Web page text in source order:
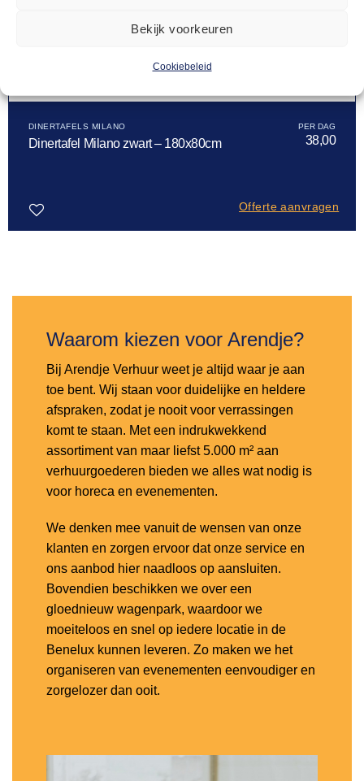
Bekijk voorkeuren
Cookiebeleid
DINERTAFELS MILANO
Dinertafel Milano zwart – 180x80cm 38,00
Offerte aanvragen
Waarom kiezen voor Arendje?
Bij Arendje Verhuur weet je altijd waar je aan
toe bent. Wij staan voor duidelijke en heldere
afspraken, zodat je nooit voor verrassingen
komt te staan. Met een indrukwekkend
assortiment van maar liefst 5.000 m² aan
verhuurgoederen bieden we alles wat nodig is
voor horeca en evenementen.
We denken mee vanuit de wensen van onze
klanten en zorgen ervoor dat onze service en
ons aanbod hier naadloos op aansluiten.
Bovendien beschikken we over een
gloednieuw wagenpark, waardoor we
moeiteloos en snel op iedere locatie in de
Benelux kunnen leveren. Zo maken we het
organiseren van evenementen eenvoudiger en
zorgelozer dan ooit.